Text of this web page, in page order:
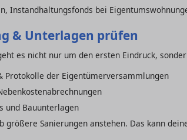
Instandhaltungsfonds bei
& Unterlagen prüfen
es nicht nur um den ersten Eindruck,
Protokolle der Eigentümerversammlungen
und Bauunterlagen
größere Sanierungen anstehen. Das kann